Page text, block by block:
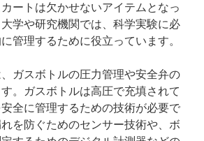
ートは欠かせないアイテムとなっ
学や研究機関では、科学実験に必
管理するために役立っています。
ガスボトルの圧力管理や安全弁の
。ガスボトルは高圧で充填されて
全に管理するための技術が必要で
を防ぐためのセンサー技術や、ボ